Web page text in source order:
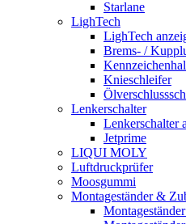
Starlane
LighTech
LighTech
Brems- /
Knieschleifer
Lenkerschalter
Lenkerschalter
Jetprime
LIQUI MOLY
Luftdruckprüfer
Moosgummi
Montageständer &